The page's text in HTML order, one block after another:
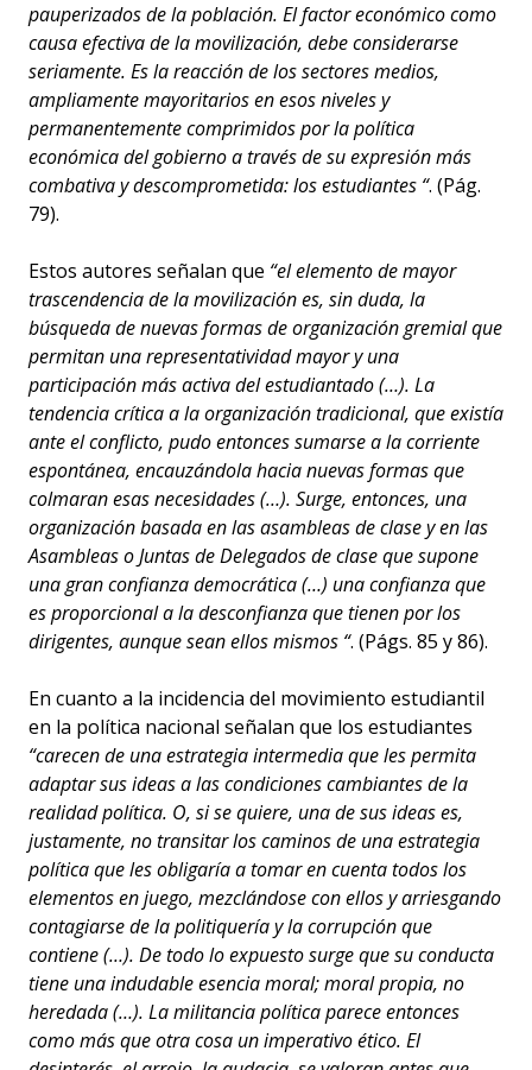
pauperizados de la población. El factor económico como
causa efectiva de la movilización, debe considerarse
seriamente. Es la reacción de los sectores medios,
ampliamente mayoritarios en esos niveles y
permanentemente comprimidos por la política
económica del gobierno a través de su expresión más
combativa y descomprometida: los estudiantes “. (Pág.
79).
Estos autores señalan que “el elemento de mayor
trascendencia de la movilización es, sin duda, la
búsqueda de nuevas formas de organización gremial que
permitan una representatividad mayor y una
participación más activa del estudiantado (…). La
tendencia crítica a la organización tradicional, que existía
ante el conflicto, pudo entonces sumarse a la corriente
espontánea, encauzándola hacia nuevas formas que
colmaran esas necesidades (…). Surge, entonces, una
organización basada en las asambleas de clase y en las
Asambleas o Juntas de Delegados de clase que supone
una gran confianza democrática (…) una confianza que
es proporcional a la desconfianza que tienen por los
dirigentes, aunque sean ellos mismos “. (Págs. 85 y 86).
En cuanto a la incidencia del movimiento estudiantil
en la política nacional señalan que los estudiantes
“carecen de una estrategia intermedia que les permita
adaptar sus ideas a las condiciones cambiantes de la
realidad política. O, si se quiere, una de sus ideas es,
justamente, no transitar los caminos de una estrategia
política que les obligaría a tomar en cuenta todos los
elementos en juego, mezclándose con ellos y arriesgando
contagiarse de la politiquería y la corrupción que
contiene (…). De todo lo expuesto surge que su conducta
tiene una indudable esencia moral; moral propia, no
heredada (…). La militancia política parece entonces
como más que otra cosa un imperativo ético. El